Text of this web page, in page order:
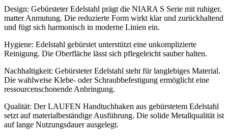
Design: Gebürsteter Edelstahl prägt die NIARA S Serie mit ruhiger,
matter Anmutung. Die reduzierte Form wirkt klar und zurückhaltend
und fügt sich harmonisch in moderne Linien ein.
Hygiene: Edelstahl gebürstet unterstützt eine unkomplizierte
Reinigung. Die Oberfläche lässt sich pflegeleicht sauber halten.
Nachhaltigkeit: Gebürsteter Edelstahl steht für langlebiges Material.
Die wahlweise Klebe- oder Schraubbefestigung ermöglicht eine
ressourcenschonende Anbringung.
Qualität: Der LAUFEN Handtuchhaken aus gebürstetem Edelstahl
setzt auf materialbeständige Ausführung. Die solide Metallqualität ist
auf lange Nutzungsdauer ausgelegt.